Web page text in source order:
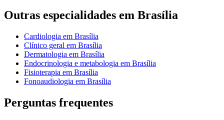
Outras especialidades em Brasília
Cardiologia em Brasília
Clínico geral em Brasília
Dermatologia em Brasília
Endocrinologia e metabologia em Brasília
Fisioterapia em Brasília
Fonoaudiologia em Brasília
Perguntas frequentes